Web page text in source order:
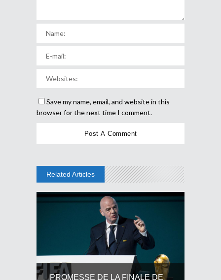
Save my name, email, and website in this
browser for the next time I comment.
Related Articles
PROMESSE DE LA FINALE DE